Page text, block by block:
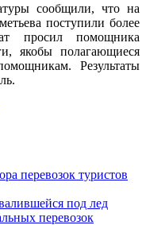
сообщили, что на
поступили более
просил помощника
якобы полагающиеся
Результаты
перевозок туристов
под лед
перевозок